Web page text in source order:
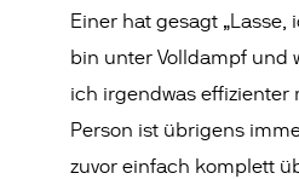
Einer hat gesagt
bin unter Volldampf und
ich irgendwas effizienter
Person ist übrigens
zuvor einfach komplett